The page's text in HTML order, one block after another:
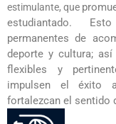
estimulante, que
estudiantado.
permanentes de
deporte y cultura;
flexibles y
impulsen el éxito
fortalezcan el sentido